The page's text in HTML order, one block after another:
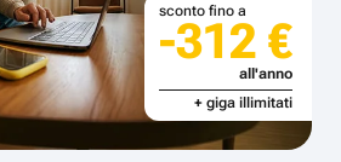
sconto fino a
-312 €
all'anno
+ giga illimitati